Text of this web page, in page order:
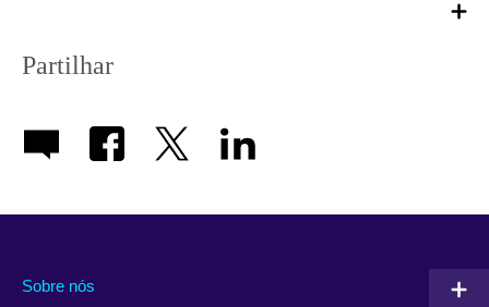
Partilhar
Sobre nós